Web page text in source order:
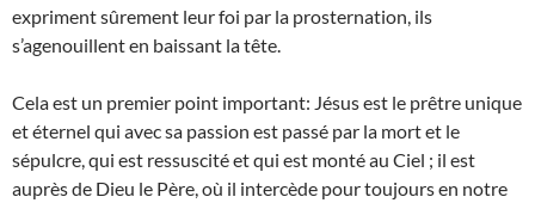
expriment sûrement leur foi par la prosternation, ils
s’agenouillent en baissant la tête.
Cela est un premier point important: Jésus est le prêtre unique
et éternel qui avec sa passion est passé par la mort et le
sépulcre, qui est ressuscité et qui est monté au Ciel ; il est
auprès de Dieu le Père, où il intercède pour toujours en notre